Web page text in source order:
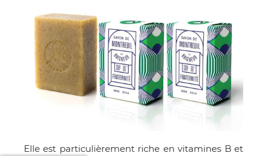
Elle est particulièrement riche en vitamines B et